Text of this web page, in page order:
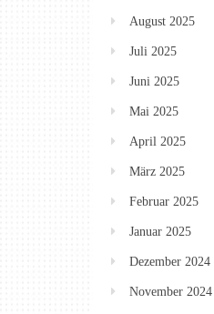
August 2025
Juli 2025
Juni 2025
Mai 2025
April 2025
März 2025
Februar 2025
Januar 2025
Dezember 2024
November 2024